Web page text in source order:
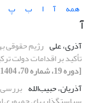
همه
آ ا ب پ
آ
آذری، علی رژیم حقوقی
تأکید بر اقدامات دولت
[دوره 19، شماره 70، 1404، صفحه 288-311]
آذریان، حبیب‌الله بررسی